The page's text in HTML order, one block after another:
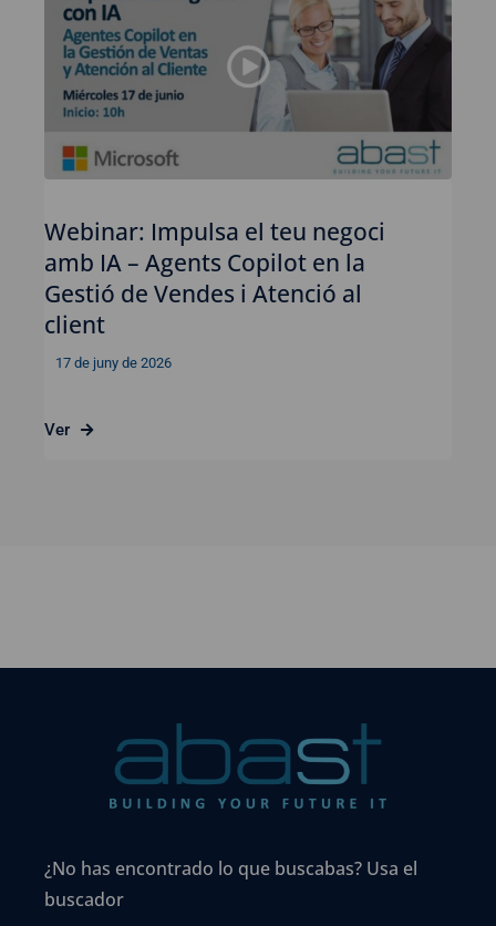
Webinar: Impulsa el teu negoci
amb IA – Agents Copilot en la
Gestió de Vendes i Atenció al
client
17 de juny de 2026
Ver
¿No has encontrado lo que buscabas? Usa el
buscador